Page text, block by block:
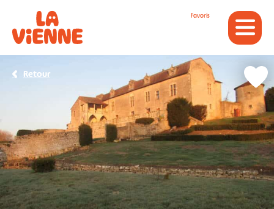
Favoris
Retour